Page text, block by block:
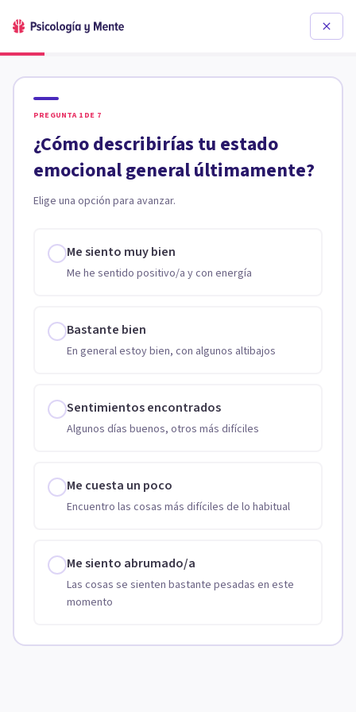
PREGUNTA 1 DE 7
¿Cómo describirías tu estado
emocional general últimamente?
Elige una opción para avanzar.
Me siento muy bien
Me he sentido positivo/a y con energía
Bastante bien
En general estoy bien, con algunos altibajos
Sentimientos encontrados
Algunos días buenos, otros más difíciles
Me cuesta un poco
Encuentro las cosas más difíciles de lo habitual
Me siento abrumado/a
Las cosas se sienten bastante pesadas en este
momento